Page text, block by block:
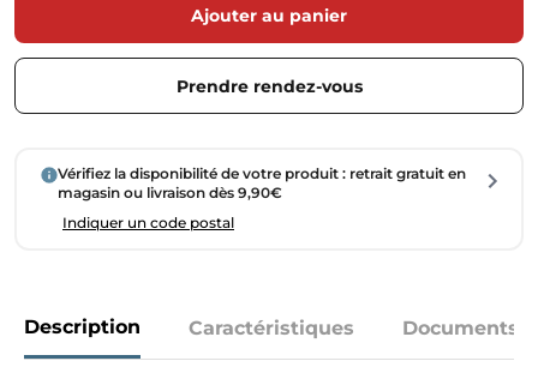
Ajouter au panier
Prendre rendez-vous
Vérifiez la disponibilité de votre produit : retrait gratuit en
magasin ou livraison dès 9,90€
Indiquer un code postal
Description Caractéristiques Documents